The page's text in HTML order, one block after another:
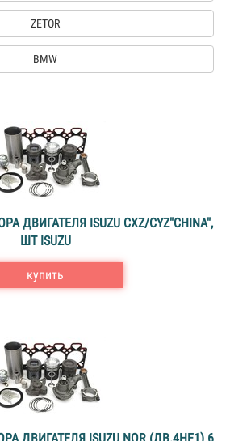
ZETOR
BMW
ДВИГАТЕЛЯ ISUZU CXZ/CYZ"CHINA",
ШТ ISUZU
купить